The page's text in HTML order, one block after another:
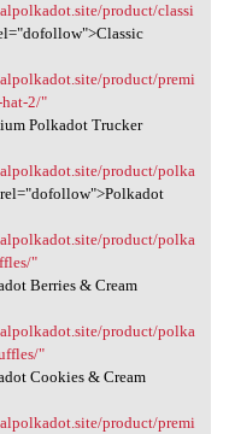
product/classi
product/premi
2/"
Polkadot Trucker
product/polka
product/polka
"
Berries & Cream
product/polka
"
Cookies & Cream
product/premi